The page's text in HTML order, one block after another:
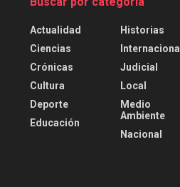
Actualidad
Ciencias
Crónicas
Cultura
Deporte
Educación
Historias
Internacional
Judicial
Local
Medio
Ambiente
Nacional